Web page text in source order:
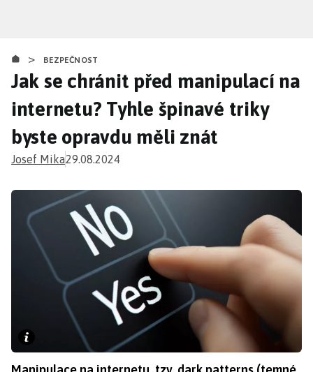
obsahu
> BEZPEČNOST
Jak se chránit před manipulací na
internetu? Tyhle špinavé triky
byste opravdu měli znát
Josef Mika29.08.2024